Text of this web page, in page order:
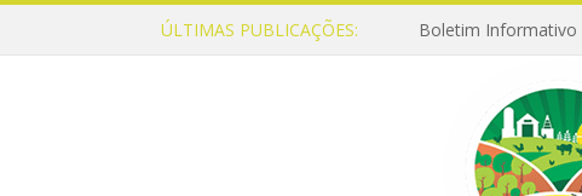
ÚLTIMAS PUBLICAÇÕES: Boletim Informativo